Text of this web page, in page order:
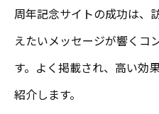
周年記念サイトの成功は、
えたいメッセージが響くコ
す。よく掲載され、高い効
紹介します。